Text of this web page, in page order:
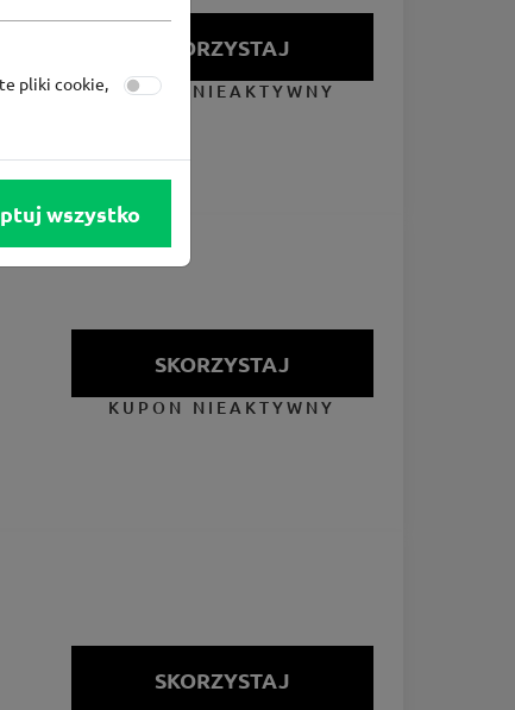
SKORZYSTAJ
KUPON NIEAKTYWNY
SKORZYSTAJ
KUPON NIEAKTYWNY
SKORZYSTAJ
pliki cookie,
wszystko